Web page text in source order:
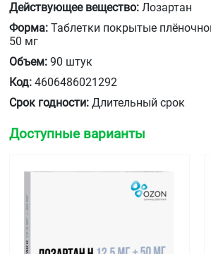
Действующее вещество: Лозартан
Форма: Таблетки покрытые
50 мг
Объем: 90 штук
Код: 4606486021292
Срок годности: Длительный срок
Доступные варианты